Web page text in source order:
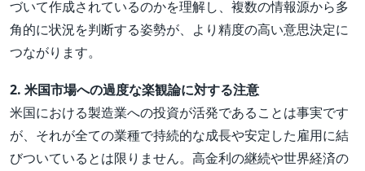
づいて作成されているのかを理解し、複数の情報源から多
角的に状況を判断する姿勢が、より精度の高い意思決定に
つながります。
2. 米国市場への過度な楽観論に対する注意
米国における製造業への投資が活発であることは事実です
が、それが全ての業種で持続的な成長や安定した雇用に結
びついているとは限りません。高金利の継続や世界経済の